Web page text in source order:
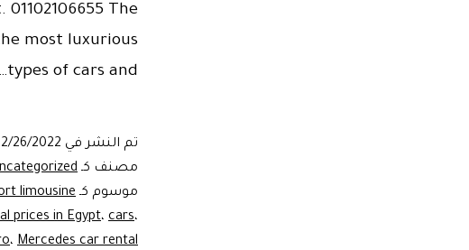
The
most luxurious
types of cars and…
تم النشر في 26/2022
مصنف كـ
موسوم كـ limousine
prices in Egypt، cars،
، Mercedes car rental